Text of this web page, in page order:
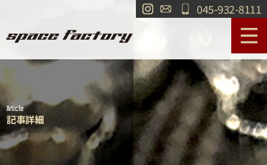
045-932-8111
作業事例
ショールーム
買取 交通・アクセス
Article
記事詳細